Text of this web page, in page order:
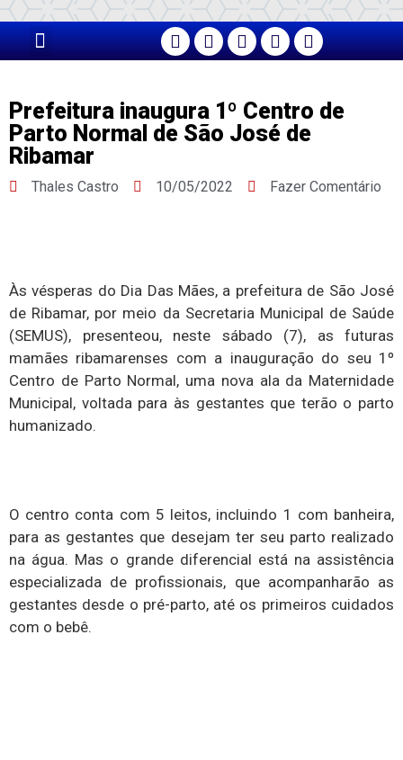
Prefeitura inaugura 1º Centro de
Parto Normal de São José de
Ribamar
Thales Castro 10/05/2022 Fazer Comentário
Às vésperas do Dia Das Mães, a prefeitura de São José
de Ribamar, por meio da Secretaria Municipal de Saúde
(SEMUS), presenteou, neste sábado (7), as futuras
mamães ribamarenses com a inauguração do seu 1º
Centro de Parto Normal, uma nova ala da Maternidade
Municipal, voltada para às gestantes que terão o parto
humanizado.
O centro conta com 5 leitos, incluindo 1 com banheira,
para as gestantes que desejam ter seu parto realizado
na água. Mas o grande diferencial está na assistência
especializada de profissionais, que acompanharão as
gestantes desde o pré-parto, até os primeiros cuidados
com o bebê.